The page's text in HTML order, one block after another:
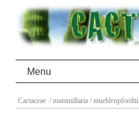
Menu
Cactaceae / mammillaria / muehlenpfordtii